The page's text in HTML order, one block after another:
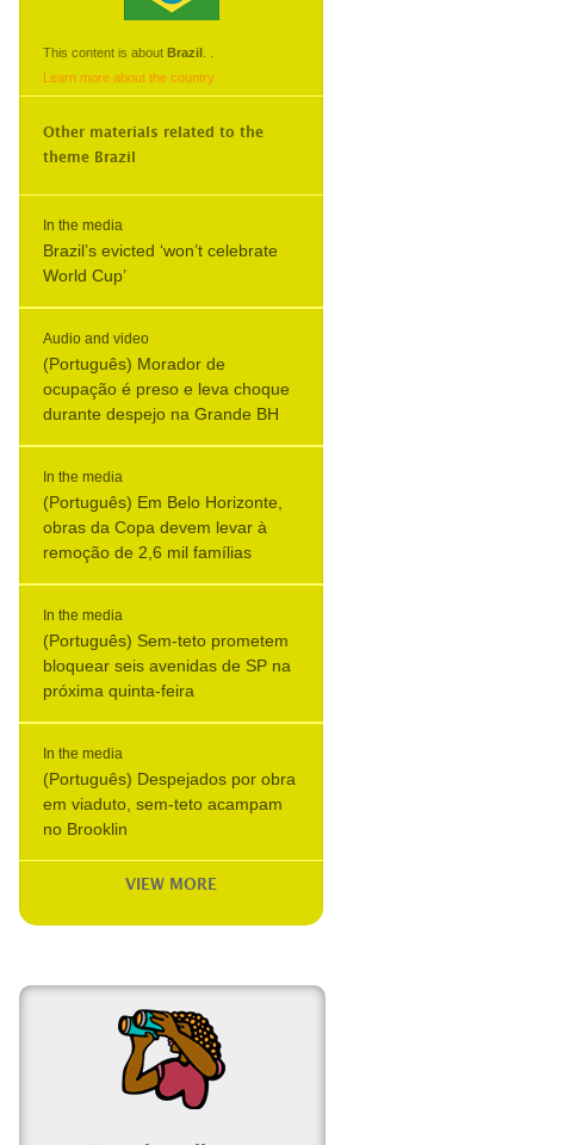
This content is about Brazil
Learn more about the country
Other materials related to the
theme Brazil
In the media
Brazil’s evicted ‘won’t celebrate
World Cup’
Audio and video
(Português) Morador de
ocupação é preso e leva choque
durante despejo na Grande BH
In the media
(Português) Em Belo Horizonte,
obras da Copa devem levar à
remoção de 2,6 mil famílias
In the media
(Português) Sem-teto prometem
bloquear seis avenidas de SP na
próxima quinta-feira
In the media
(Português) Despejados por obra
em viaduto, sem-teto acampam
no Brooklin
VIEW MORE